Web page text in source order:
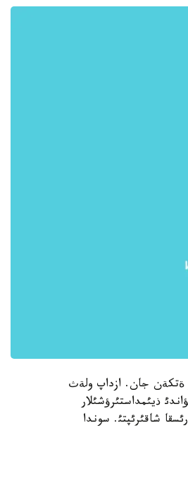
ةتكةن جان. ازداپ ولةث
ذيئمداستئرؤشئلار
شاقئرئپتئ. سوندا